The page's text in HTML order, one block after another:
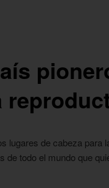
lugares de cabeza para
de todo el mundo que